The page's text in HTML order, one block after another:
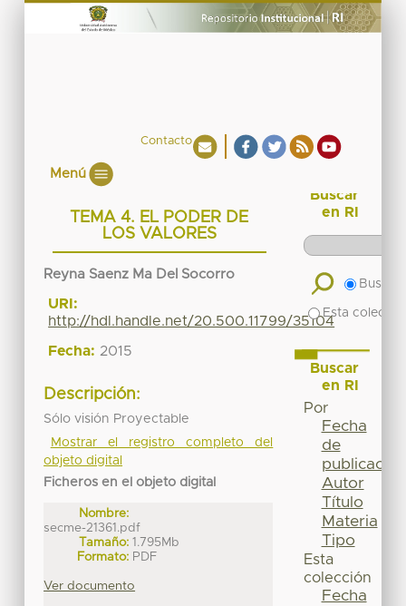
Contacto
Menú
TEMA 4. EL PODER DE
LOS VALORES
Reyna Saenz Ma Del Socorro
URI:
http://hdl.handle.net/20.500.11799/35104
Fecha: 2015
Descripción:
Sólo visión Proyectable
Mostrar el registro completo del
objeto digital
Ficheros en el objeto digital
Nombre:
secme-21361.pdf
Tamaño: 1.795Mb
Formato: PDF
Ver documento
Buscar
en RI
Buscar
Esta
Buscar
en RI
Por
Fecha
de
publicación
Autor
Título
Materia
Tipo
Esta
colección
Fecha